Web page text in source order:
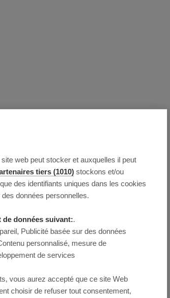
web peut stocker et auxquelles il peut
tiers (1010) stockons et/ou
des identifiants uniques dans les cookies
données personnelles.
données suivant:.
Publicité basée sur des données
personnalisé, mesure de
de services
vous aurez accepté que ce site Web
choisir de refuser tout consentement,
load
go back.